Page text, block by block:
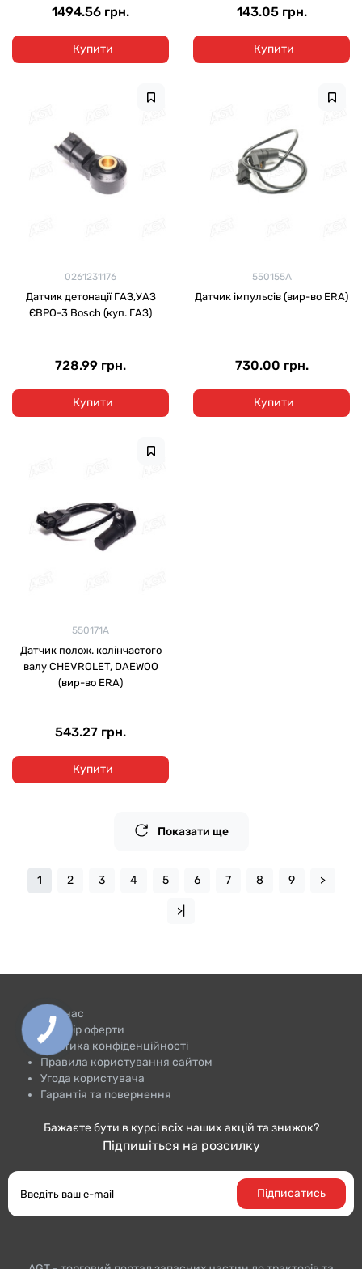
1494.56 грн.
Купити
143.05 грн.
Купити
0261231176
Датчик детонації ГАЗ,УАЗ
ЄВРО-3 Bosch (куп. ГАЗ)
728.99 грн.
Купити
550155A
Датчик імпульсів (вир-во ERA)
730.00 грн.
Купити
550171A
Датчик полож. колінчастого
валу CHEVROLET, DAEWOO
(вир-во ERA)
543.27 грн.
Купити
Показати ще
1 2 3 4 5 6 7 8 9 >
>|
Про нас
Договір оферти
Політика конфіденційності
Правила користування сайтом
Угода користувача
Гарантія та повернення
Бажаєте бути в курсі всіх наших акцій та знижок?
Підпишіться на розсилку
Підписатись